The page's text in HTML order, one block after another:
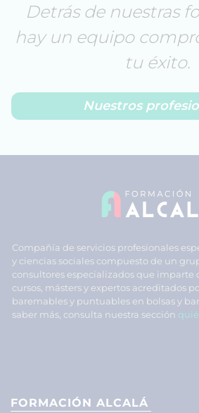
Detrás de nuestras
hay un equipo
tu éxito.
Nuestros
Compañía de servicios profesionales
y ciencias sociales compuesto de un
consultores especializados que imparte
cursos, másters y expertos acreditados
baremables y puntuables en bolsas y
saber más, consulta nuestra sección
FORMACIÓN ALCALÁ